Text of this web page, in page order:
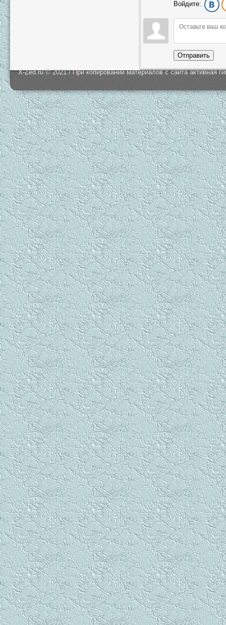
Войдите:
Отправить
X-Zed.ru © 2021 / При копировании материалов с сайта активная